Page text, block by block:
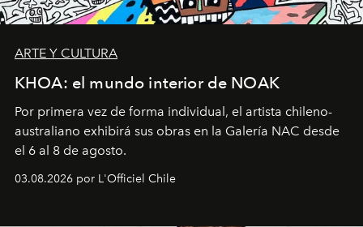
ARTE Y CULTURA
KHOA: el mundo interior de NOAK
Por primera vez de forma individual, el artista chileno-
australiano exhibirá sus obras en la Galería NAC desde
el 6 al 8 de agosto.
03.08.2026 por L'Officiel Chile